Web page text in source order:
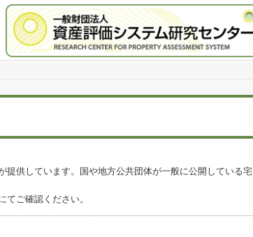
提供しています。国や地方公共団体が一般に公開している宅
ご確認ください。